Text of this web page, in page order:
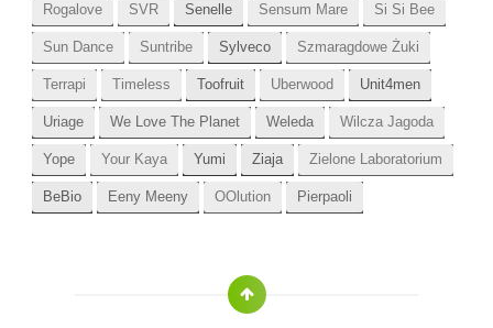
Rogalove SVR Senelle Sensum Mare Si Si Bee
Sun Dance Suntribe Sylveco Szmaragdowe Żuki
Terrapi Timeless Toofruit Uberwood Unit4men
Uriage We Love The Planet Weleda Wilcza Jagoda
Yope Your Kaya Yumi Ziaja Zielone Laboratorium
BeBio Eeny Meeny OOlution Pierpaoli